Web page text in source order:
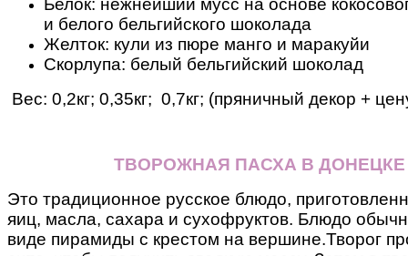
Белок: нежнейший мусс на основе
и белого бельгийского шоколада
Желток: кули из пюре манго и маракуйи
Скорлупа: белый бельгийский шоколад
Вес: 0,2кг; 0,35кг; 0,7кг; (пряничный декор +
ТВОРОЖНАЯ ПАСХА В ДОНЕЦКЕ
Это традиционное русское блюдо,
яиц, масла, сахара и сухофруктов. Блюдо
виде пирамиды с крестом на вершине.Творог